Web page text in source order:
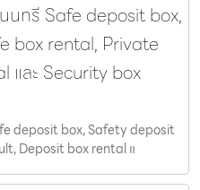
นทรี Safe deposit box,
box rental, Private
และ Security box
deposit box, Safety deposit
Deposit box rental แ